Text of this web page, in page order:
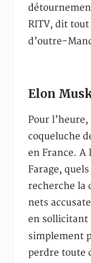
RITV, dit
d’outre-
Elon
Pour
coqueluche
en France. A
Farage,
recherche la
nets
en sollicitant
simplement
perdre toute